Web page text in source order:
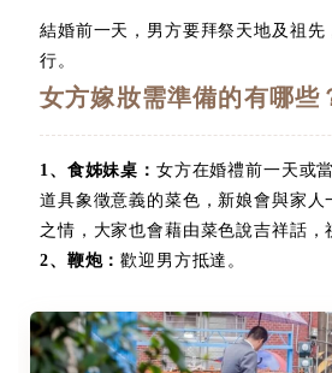
結婚前一天，男方要拜祭天地及祖先
行。
女方嫁妝需準備的有哪些
1、 食姊妹桌： 女方在婚禮前一天或
道具象徵意義的菜色，新娘會與家人
之情，大家也會藉由菜色說吉祥話，
2、 鞭炮：歡迎男方抵達。